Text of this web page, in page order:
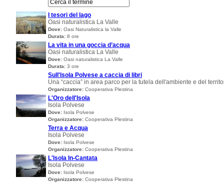
I tesori del lago
Oasi naturalistica La Valle
Dove: Oasi Naturalistica la Valle
Durata: 8 ore
La vita in una goccia d’acqua
Oasi naturalistica La Valle
Dove: Oasi naturalistica La Valle
Durata: 3 ore
Sull'Isola Polvese a caccia di libri
Una “caccia” in area parco per la tutela dell'ambiente e del
Organizzatore: Cooperativa Plestina
L'Oro dell'Isola
Isola Polvese
Dove: Isola Polvese
Organizzatore: Cooperativa Plestina
Terra e Acqua
Isola Polvese
Dove: Isola Polvese
Organizzatore: Cooperativa Plestina
L'Isola In-Cantata
Isola Polvese
Dove: Isola Polvese
Organizzatore: Cooperativa Plestina